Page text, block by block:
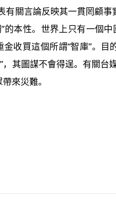
有關言論反映其一貫罔顧
”的本性。世界上只有一個
金收買這個所謂“智庫”。目
，其圖謀不會得逞。有關台
來災難。